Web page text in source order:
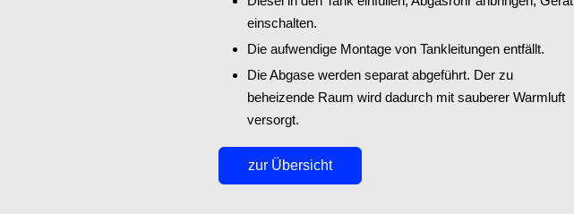
einschalten.
Die aufwendige Montage von Tankleitungen entfällt.
Die Abgase werden separat abgeführt. Der zu
beheizende Raum wird dadurch mit sauberer Warmluft
versorgt.
zur Übersicht